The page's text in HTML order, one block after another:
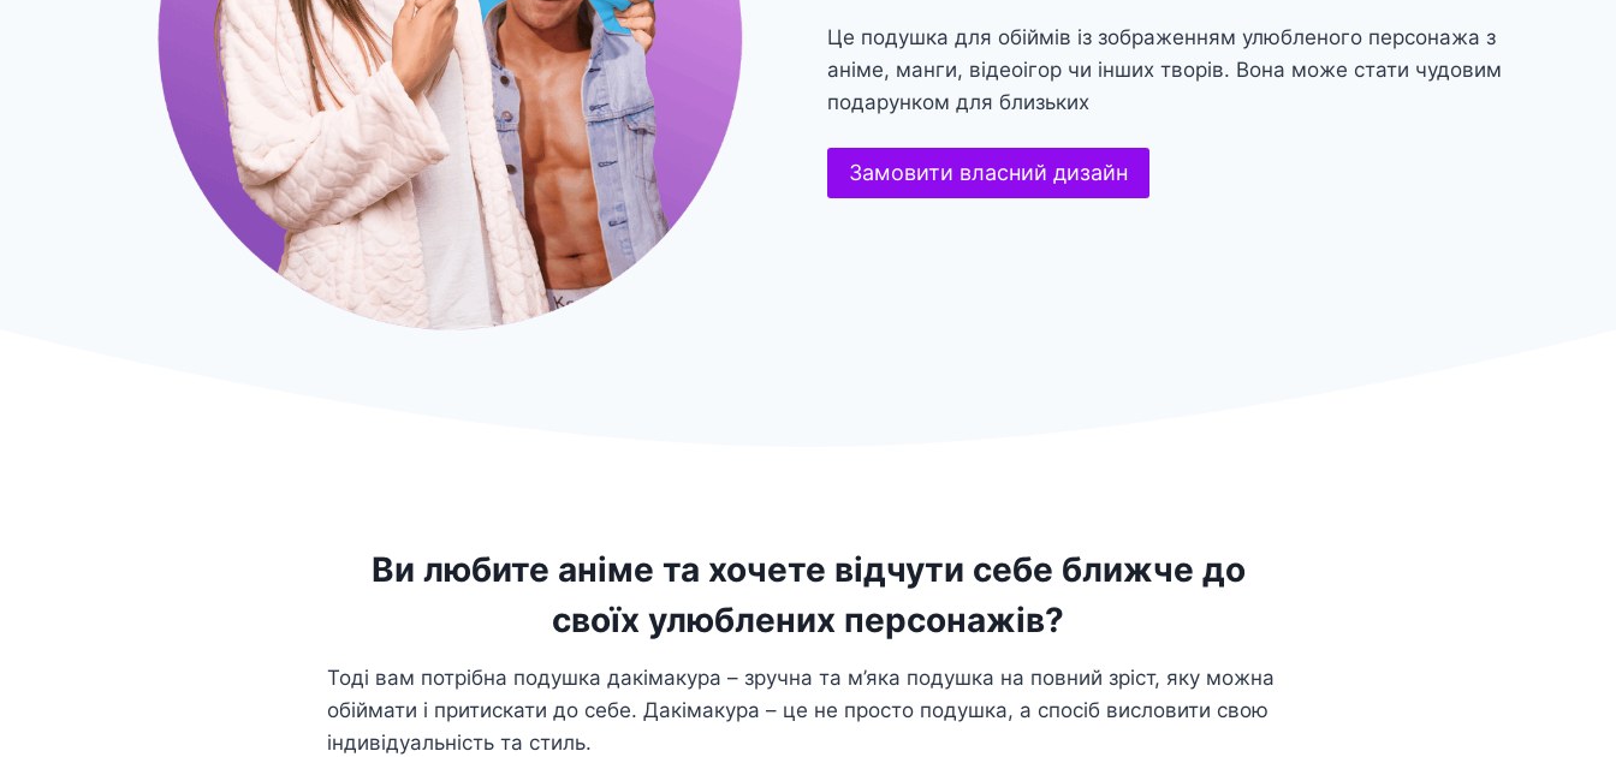
Це подушка для обіймів із зображенням улюбленого персонажа з
аніме, манги, відеоігор чи інших творів. Вона може стати чудовим
подарунком для близьких
Замовити власний дизайн
Ви любите аніме та хочете відчути себе ближче до
своїх улюблених персонажів?
Тоді вам потрібна подушка дакімакура – зручна та м’яка подушка на повний зріст, яку можна
обіймати і притискати до себе. Дакімакура – це не просто подушка, а спосіб висловити свою
індивідуальність та стиль.